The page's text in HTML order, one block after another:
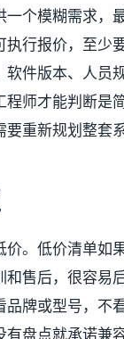
一个模糊需求，
行报价，至少
软件版本、人员
程师才能判断是
重新规划整套系
价。低价清单如
和售后，很容易
牌或型号，不
有盘点就承诺兼